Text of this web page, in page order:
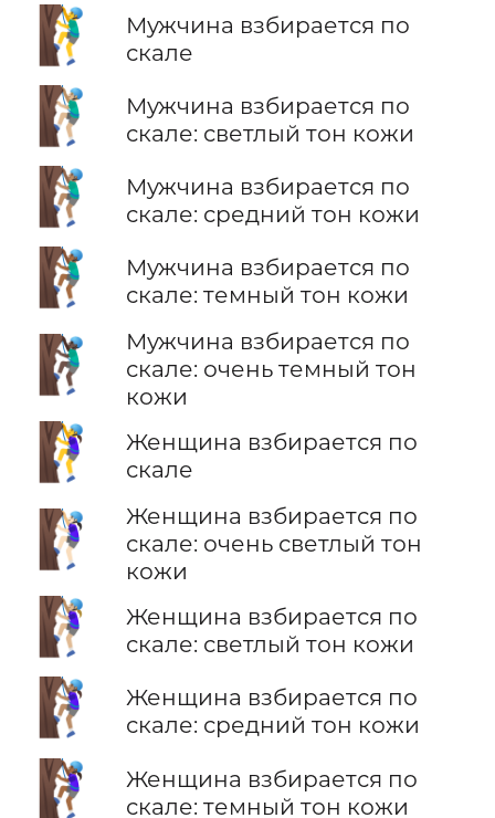
🧗‍♂️
Мужчина взбирается по
скале
🧗🏼‍♂️
Мужчина взбирается по
скале: светлый тон кожи
🧗🏽‍♂️
Мужчина взбирается по
скале: средний тон кожи
🧗🏾‍♂️
Мужчина взбирается по
скале: темный тон кожи
🧗🏿‍♂️
Мужчина взбирается по
скале: очень темный тон
кожи
🧗‍♀️
Женщина взбирается по
скале
🧗🏻‍♀️
Женщина взбирается по
скале: очень светлый тон
кожи
🧗🏼‍♀️
Женщина взбирается по
скале: светлый тон кожи
🧗🏽‍♀️
Женщина взбирается по
скале: средний тон кожи
🧗🏾‍♀️
Женщина взбирается по
скале: темный тон кожи